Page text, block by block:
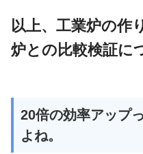
以上、工業炉の作
炉との比較検証に
20倍の効率アップ
よね。